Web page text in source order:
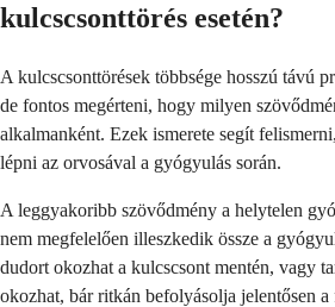
kulcscsonttörés esetén?
A kulcscsonttörések többsége hosszú távú
de fontos megérteni, hogy milyen
alkalmanként. Ezek ismerete segít
lépni az orvosával a gyógyulás során.
A leggyakoribb szövődmény a helytelen
nem megfelelően illeszkedik össze a
dudort okozhat a kulcscsont mentén, vagy
okozhat, bár ritkán befolyásolja jelentősen